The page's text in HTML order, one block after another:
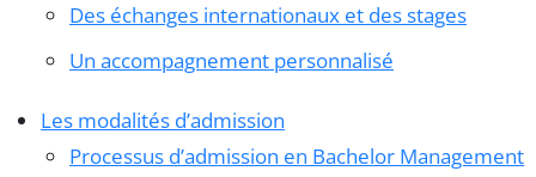
Des échanges internationaux et des stages
Un accompagnement personnalisé
Les modalités d’admission
Processus d’admission en Bachelor Management